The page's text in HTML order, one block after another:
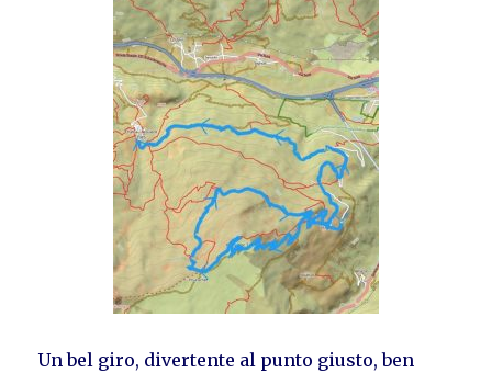
Un bel giro, divertente al punto giusto, ben